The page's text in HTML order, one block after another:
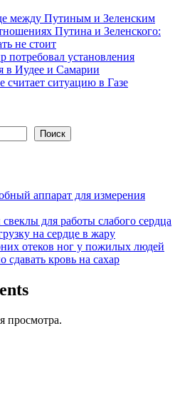
между Путиным и Зеленским
Путина и Зеленского:
не стоит
потребовал установления
в Иудее и Самарии
считает ситуацию в Газе
Поиск
аппарат для измерения
для работы слабого сердца
на сердце в жару
отеков ног у пожилых людей
сдавать кровь на сахар
просмотра.